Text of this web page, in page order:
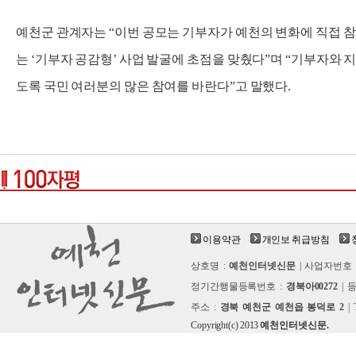
예천군 관계자는 “이번 공모는 기부자가 예천의 변화에 직접
는 ‘기부자 공감형’ 사업 발굴에 초점을 맞췄다”며 “기부자와
도록 국민 여러분의 많은 참여를 바란다”고 말했다.
이용약관 개인보 취급방침
상호명 :예천인터넷신문| 사업자번
정기간행물등록번호 : 경북아00272 |
주소 : 경북 예천군 예천읍 봉덕로 2|
Copyright(c) 2013예천인터넷신문.